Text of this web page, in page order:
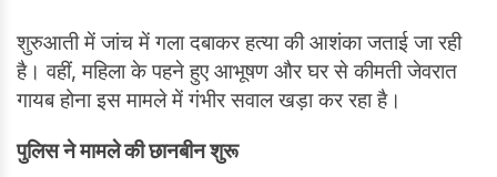
शुरुआती में जांच में गला दबाकर हत्या की आशंका जताई जा रही
है। वहीं, महिला के पहने हुए आभूषण और घर से कीमती जेवरात
गायब होना इस मामले में गंभीर सवाल खड़ा कर रहा है।
पुलिस ने मामले की छानबीन शुरू